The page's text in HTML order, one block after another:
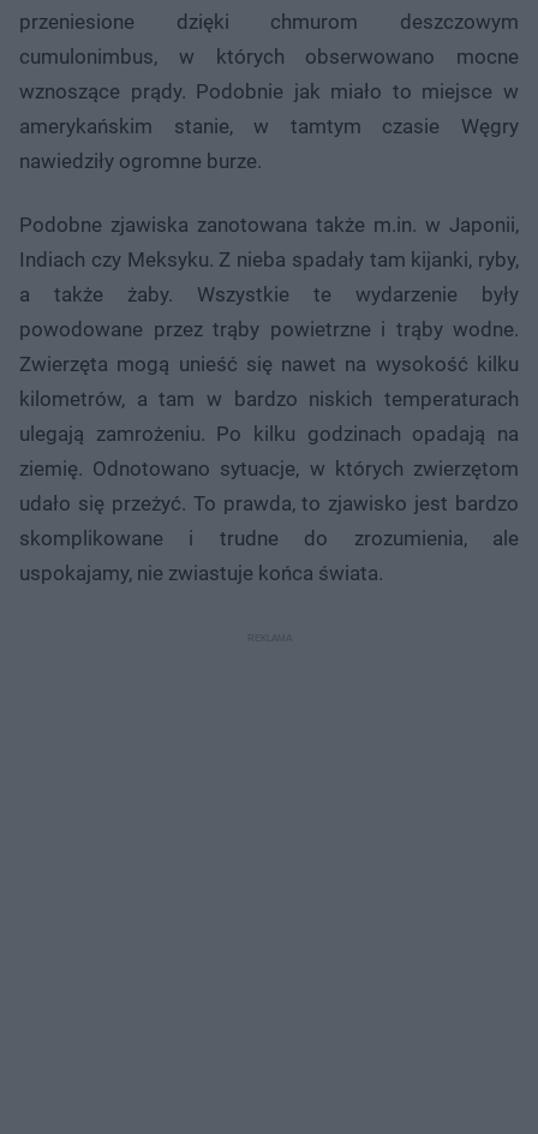
przeniesione dzięki chmurom deszczowym
cumulonimbus, w których obserwowano mocne
wznoszące prądy. Podobnie jak miało to miejsce w
amerykańskim stanie, w tamtym czasie Węgry
nawiedziły ogromne burze.
Podobne zjawiska zanotowana także m.in. w Japonii,
Indiach czy Meksyku. Z nieba spadały tam kijanki, ryby,
a także żaby. Wszystkie te wydarzenie były
powodowane przez trąby powietrzne i trąby wodne.
Zwierzęta mogą unieść się nawet na wysokość kilku
kilometrów, a tam w bardzo niskich temperaturach
ulegają zamrożeniu. Po kilku godzinach opadają na
ziemię. Odnotowano sytuacje, w których zwierzętom
udało się przeżyć. To prawda, to zjawisko jest bardzo
skomplikowane i trudne do zrozumienia, ale
uspokajamy, nie zwiastuje końca świata.